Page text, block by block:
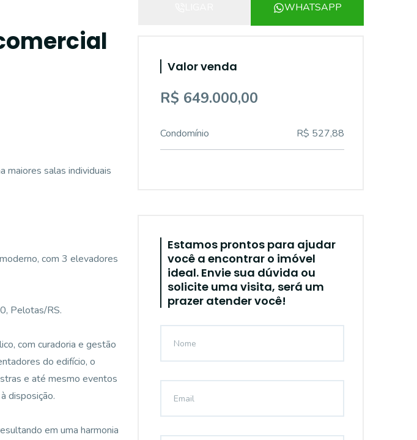
maiores salas individuais
com 3 elevadores
Pelotas/RS.
com curadoria e gestão
do edifício, o
e até mesmo eventos
disposição.
em uma harmonia
WHATSAPP
Valor venda
R$ 649.000,00
Condomínio R$ 527,88
Estamos prontos para ajudar
você a encontrar o imóvel
ideal. Envie sua dúvida ou
solicite uma visita, será um
prazer atender você!